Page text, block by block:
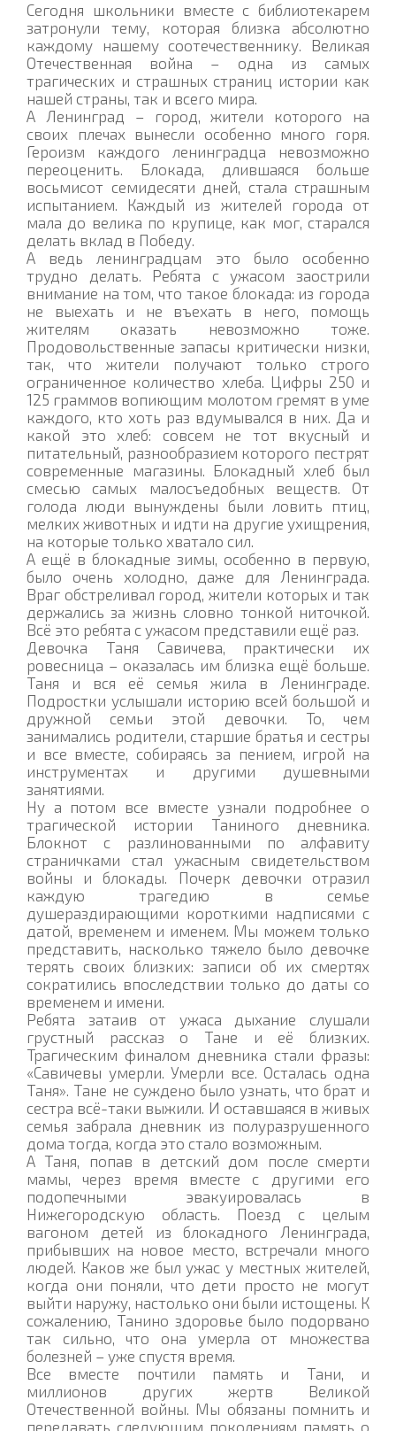
Сегодня школьники вместе с библиотекарем
затронули тему, которая близка абсолютно
каждому нашему соотечественнику. Великая
Отечественная война – одна из самых
трагических и страшных страниц истории как
нашей страны, так и всего мира.
А Ленинград – город, жители которого на
своих плечах вынесли особенно много горя.
Героизм каждого ленинградца невозможно
переоценить. Блокада, длившаяся больше
восьмисот семидесяти дней, стала страшным
испытанием. Каждый из жителей города от
мала до велика по крупице, как мог, старался
делать вклад в Победу.
А ведь ленинградцам это было особенно
трудно делать. Ребята с ужасом заострили
внимание на том, что такое блокада: из города
не выехать и не въехать в него, помощь
жителям оказать невозможно тоже.
Продовольственные запасы критически низки,
так, что жители получают только строго
ограниченное количество хлеба. Цифры 250 и
125 граммов вопиющим молотом гремят в уме
каждого, кто хоть раз вдумывался в них. Да и
какой это хлеб: совсем не тот вкусный и
питательный, разнообразием которого пестрят
современные магазины. Блокадный хлеб был
смесью самых малосъедобных веществ. От
голода люди вынуждены были ловить птиц,
мелких животных и идти на другие ухищрения,
на которые только хватало сил.
А ещё в блокадные зимы, особенно в первую,
было очень холодно, даже для Ленинграда.
Враг обстреливал город, жители которых и так
держались за жизнь словно тонкой ниточкой.
Всё это ребята с ужасом представили ещё раз.
Девочка Таня Савичева, практически их
ровесница – оказалась им близка ещё больше.
Таня и вся её семья жила в Ленинграде.
Подростки услышали историю всей большой и
дружной семьи этой девочки. То, чем
занимались родители, старшие братья и сестры
и все вместе, собираясь за пением, игрой на
инструментах и другими душевными
занятиями.
Ну а потом все вместе узнали подробнее о
трагической истории Таниного дневника.
Блокнот с разлинованными по алфавиту
страничками стал ужасным свидетельством
войны и блокады. Почерк девочки отразил
каждую трагедию в семье
душераздирающими короткими надписями с
датой, временем и именем. Мы можем только
представить, насколько тяжело было девочке
терять своих близких: записи об их смертях
сократились впоследствии только до даты со
временем и имени.
Ребята затаив от ужаса дыхание слушали
грустный рассказ о Тане и её близких.
Трагическим финалом дневника стали фразы:
«Савичевы умерли. Умерли все. Осталась одна
Таня». Тане не суждено было узнать, что брат и
сестра всё-таки выжили. И оставшаяся в живых
семья забрала дневник из полуразрушенного
дома тогда, когда это стало возможным.
А Таня, попав в детский дом после смерти
мамы, через время вместе с другими его
подопечными эвакуировалась в
Нижегородскую область. Поезд с целым
вагоном детей из блокадного Ленинграда,
прибывших на новое место, встречали много
людей. Каков же был ужас у местных жителей,
когда они поняли, что дети просто не могут
выйти наружу, настолько они были истощены. К
сожалению, Танино здоровье было подорвано
так сильно, что она умерла от множества
болезней – уже спустя время.
Все вместе почтили память и Тани, и
миллионов других жертв Великой
Отечественной войны. Мы обязаны помнить и
передавать следующим поколениям память о